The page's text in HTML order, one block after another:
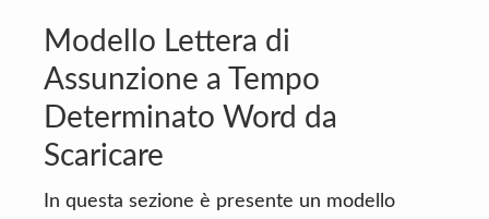
Modello Lettera di
Assunzione a Tempo
Determinato Word da
Scaricare
In questa sezione è presente un modello